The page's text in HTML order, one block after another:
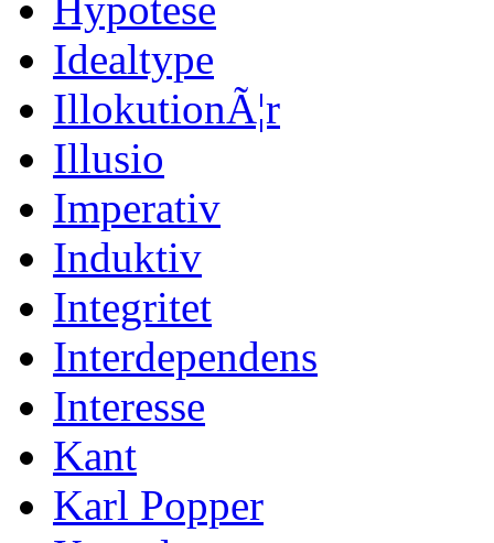
Idealtype
IllokutionÃ¦r
Illusio
Imperativ
Induktiv
Integritet
Interdependens
Interesse
Kant
Karl Popper